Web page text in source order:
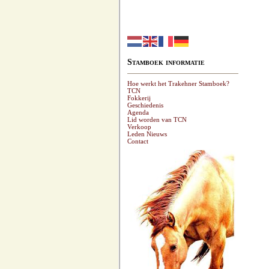
Stamboek informatie
Hoe werkt het Trakehner Stamboek?
TCN
Fokkerij
Geschiedenis
Agenda
Lid worden van TCN
Verkoop
Leden Nieuws
Contact